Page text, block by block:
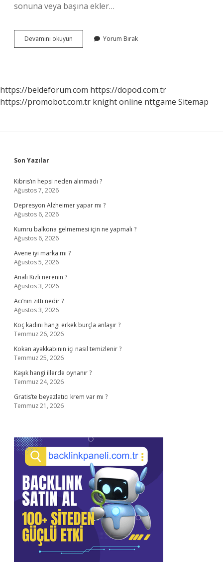
sonuna veya başına ekler…
Devamını okuyun Fransızca
Çekimli
Yorum Bırak
https://beldeforum.com https://dopod.com.tr
https://promobot.com.tr knight online nttgame Sitemap
Sidebar
Son Yazılar
Kıbrıs’ın hepsi neden alınmadı ?
Ağustos 7, 2026
Depresyon Alzheimer yapar mı ?
Ağustos 6, 2026
Kumru balkona gelmemesi için ne yapmalı ?
Ağustos 6, 2026
Avene iyi marka mı ?
Ağustos 5, 2026
Analı Kızlı nerenin ?
Ağustos 3, 2026
Acı’nın zıttı nedir ?
Ağustos 3, 2026
Koç kadını hangi erkek burçla anlaşır ?
Temmuz 26, 2026
Kokan ayakkabının içi nasıl temizlenir ?
Temmuz 25, 2026
Kaşık hangi illerde oynanır ?
Temmuz 24, 2026
Gratis’te beyazlatıcı krem var mı ?
Temmuz 21, 2026